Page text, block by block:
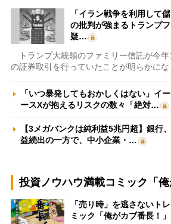
「イラン戦争を利用して
の批判が強まるトランプ
疑…
トランプ大統領のファミリー信託が今
の証券取引を行っていたことが明らかに
「いつ暴発してもおかしくはない」イ
ースXが抱えるリスクの数々「絶対…
【3メガバンクは純利益5兆円超】銀行
益続出の一方で、中小企業・…
投資ノウハウ満載コミック「俺
「売り時」を逃さないト
ミック「俺がカブ番長！」